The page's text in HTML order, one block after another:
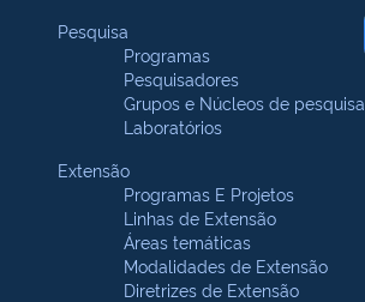
Pesquisa
Programas
Pesquisadores
Grupos e Núcleos de pesquisa
Laboratórios
Extensão
Programas E Projetos
Linhas de Extensão
Áreas temáticas
Modalidades de Extensão
Diretrizes de Extensão